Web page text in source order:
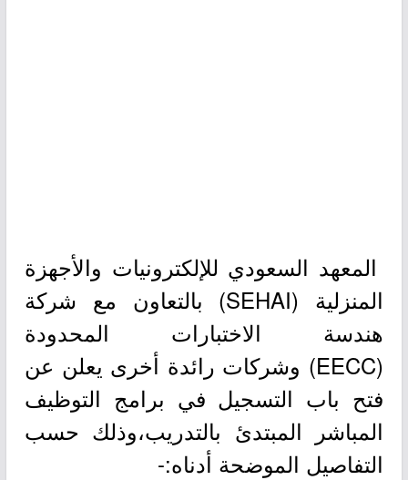
المعهد السعودي للإلكترونيات والأجهزة
المنزلية (SEHAI) بالتعاون مع شركة
هندسة الاختبارات المحدودة
(EECC) وشركات رائدة أخرى يعلن عن
فتح باب التسجيل في برامج التوظيف
المباشر المبتدئ بالتدريب،وذلك حسب
التفاصيل الموضحة أدناه:-